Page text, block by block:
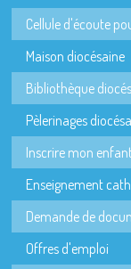
Cellule d'écoute
Maison diocésaine
Bibliothèque
Pèlerinages
Inscrire mon
Enseignement
Demande de
Offres d'emploi